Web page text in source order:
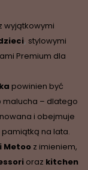
wyjątkowymi
, stylowymi
Premium dla
powinien być
malucha – dlatego
i obejmuje
pamiątką na lata.
Metoo z imieniem,
oraz kitchen